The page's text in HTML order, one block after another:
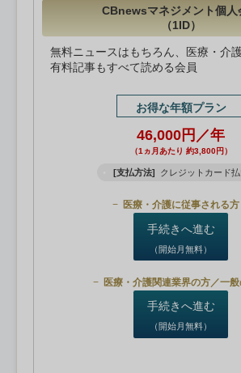
CBnewsマネジメント個人
（1ID）
無料ニュースはもちろん、医療・介
有料記事もすべて読める会員
お得な年額プラン
46,000円／年
（1ヵ月あたり 約3,800円）
[支払方法] クレジットカード
医療・介護に従事される方
手続きへ進む
（開始月無料）
医療・介護関連業界の方／一
手続きへ進む
（開始月無料）